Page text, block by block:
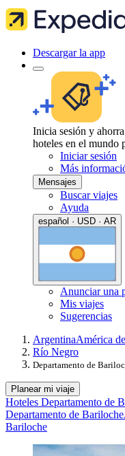
Descargar la app
Inicia sesión y
hoteles en el mundo
Iniciar sesión
Más
Mensajes
Buscar viajes
Ayuda
español · USD · AR
Anunciar una
Mis viajes
Sugerencias
ArgentinaAmérica
Río Negro
Departamento de
Planear mi viaje
Hoteles Departamento de
Departamento de Bariloche
Bariloche